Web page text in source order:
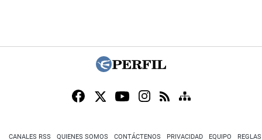
CANALES RSS QUIENES SOMOS CONTÁCTENOS PRIVACIDAD EQUIPO